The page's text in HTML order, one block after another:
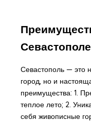
Севастополе
Севастополь — это
город, но и
преимущества: 1.
теплое лето; 2.
себя живописные